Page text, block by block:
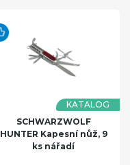
KATALOG
SCHWARZWOLF
HUNTER Kapesní nůž, 9
ks nářadí